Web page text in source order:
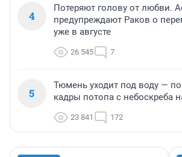
4
Потеряют голову от любви.
предупреждают Раков о
уже в августе
26 545 7
5
Тюмень уходит под воду —
кадры потопа с небоскреба
23 841 172